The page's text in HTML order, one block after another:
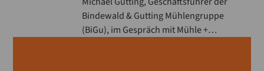
Bindewald & Gutting Mühlengruppe
(BiGu), im Gespräch mit Mühle +